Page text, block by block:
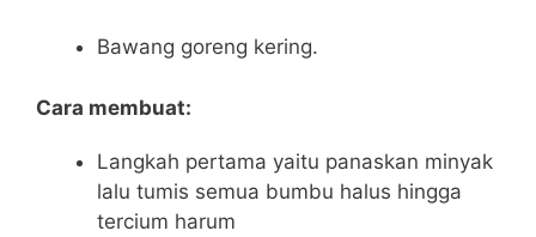
Bawang goreng kering.
Cara membuat:
Langkah pertama yaitu panaskan minyak
lalu tumis semua bumbu halus hingga
tercium harum